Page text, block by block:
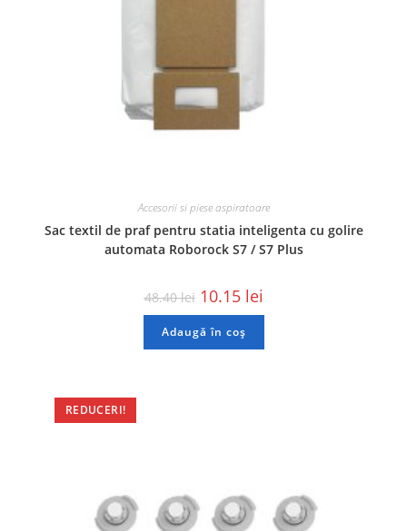
Accesorii si piese aspiratoare
Sac textil de praf pentru statia inteligenta cu golire
automata Roborock S7 / S7 Plus
48.40lei 10.15 lei
Adaugă în coș
REDUCERI!